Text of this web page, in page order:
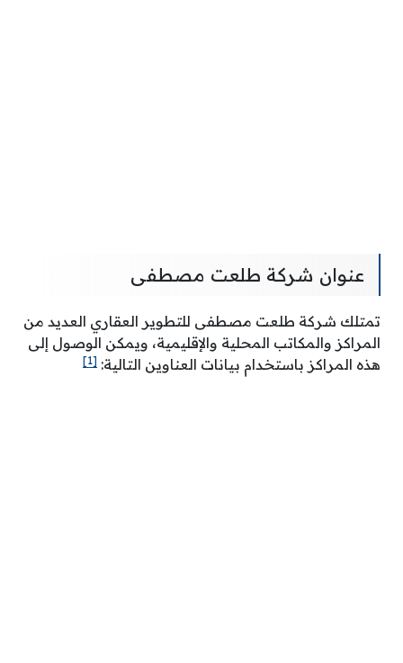
عنوان شركة طلعت مصطفى
تمتلك شركة طلعت مصطفى للتطوير العقاري العديد من
المراكز والمكاتب المحلية والإقليمية، ويمكن الوصول إلى
هذه المراكز باستخدام بيانات العناوين التالية: [1]